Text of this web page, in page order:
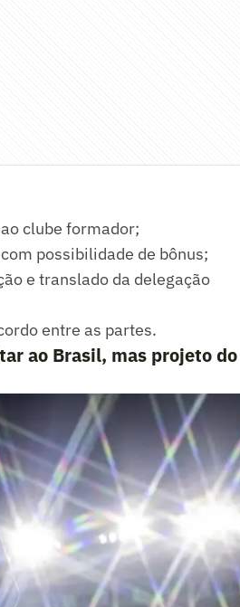
clube formador;
possibilidade de bônus;
e translado da delegação
entre as partes.
ao Brasil, mas projeto do